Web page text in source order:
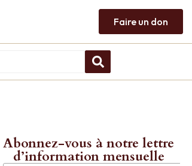
Faire un don
Abonnez-vous à notre lettre
d’information mensuelle